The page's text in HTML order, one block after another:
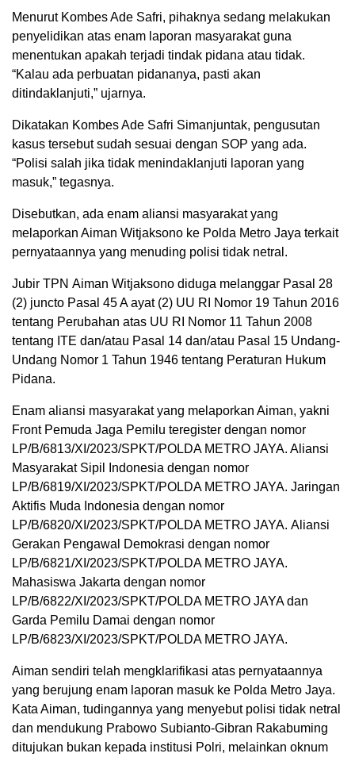
Menurut Kombes Ade Safri, pihaknya sedang melakukan
penyelidikan atas enam laporan masyarakat guna
menentukan apakah terjadi tindak pidana atau tidak.
“Kalau ada perbuatan pidananya, pasti akan
ditindaklanjuti,” ujarnya.
Dikatakan Kombes Ade Safri Simanjuntak, pengusutan
kasus tersebut sudah sesuai dengan SOP yang ada.
“Polisi salah jika tidak menindaklanjuti laporan yang
masuk,” tegasnya.
Disebutkan, ada enam aliansi masyarakat yang
melaporkan Aiman Witjaksono ke Polda Metro Jaya terkait
pernyataannya yang menuding polisi tidak netral.
Jubir TPN Aiman Witjaksono diduga melanggar Pasal 28
(2) juncto Pasal 45 A ayat (2) UU RI Nomor 19 Tahun 2016
tentang Perubahan atas UU RI Nomor 11 Tahun 2008
tentang ITE dan/atau Pasal 14 dan/atau Pasal 15 Undang-
Undang Nomor 1 Tahun 1946 tentang Peraturan Hukum
Pidana.
Enam aliansi masyarakat yang melaporkan Aiman, yakni
Front Pemuda Jaga Pemilu teregister dengan nomor
LP/B/6813/XI/2023/SPKT/POLDA METRO JAYA. Aliansi
Masyarakat Sipil Indonesia dengan nomor
LP/B/6819/XI/2023/SPKT/POLDA METRO JAYA. Jaringan
Aktifis Muda Indonesia dengan nomor
LP/B/6820/XI/2023/SPKT/POLDA METRO JAYA. Aliansi
Gerakan Pengawal Demokrasi dengan nomor
LP/B/6821/XI/2023/SPKT/POLDA METRO JAYA.
Mahasiswa Jakarta dengan nomor
LP/B/6822/XI/2023/SPKT/POLDA METRO JAYA dan
Garda Pemilu Damai dengan nomor
LP/B/6823/XI/2023/SPKT/POLDA METRO JAYA.
Aiman sendiri telah mengklarifikasi atas pernyataannya
yang berujung enam laporan masuk ke Polda Metro Jaya.
Kata Aiman, tudingannya yang menyebut polisi tidak netral
dan mendukung Prabowo Subianto-Gibran Rakabuming
ditujukan bukan kepada institusi Polri, melainkan oknum